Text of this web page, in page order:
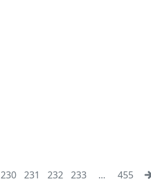
230 231 232 233 ... 455